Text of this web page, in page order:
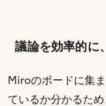
議論を効率的に
Miroのボードに集
ているか分かるた